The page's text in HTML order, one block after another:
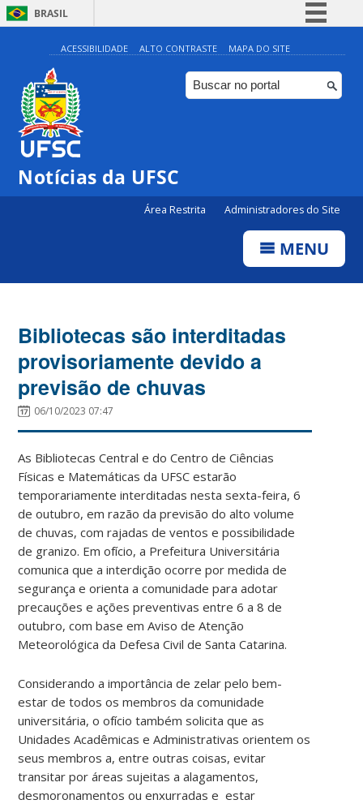
BRASIL
Simplifique!
Comunica BR
Participe
ACESSIBILIDADE ALTO CONTRASTE MAPA DO SITE
Notícias da UFSC
Área Restrita Administradores do Site
MENU
Bibliotecas são interditadas
provisoriamente devido a
previsão de chuvas
06/10/2023 07:47
As Bibliotecas Central e do Centro de Ciências
Físicas e Matemáticas da UFSC estarão
temporariamente interditadas nesta sexta-feira, 6
de outubro, em razão da previsão do alto volume
de chuvas, com rajadas de ventos e possibilidade
de granizo. Em ofício, a Prefeitura Universitária
comunica que a interdição ocorre por medida de
segurança e orienta a comunidade para adotar
precauções e ações preventivas entre 6 a 8 de
outubro, com base em Aviso de Atenção
Meteorológica da Defesa Civil de Santa Catarina.
Considerando a importância de zelar pelo bem-
estar de todos os membros da comunidade
universitária, o ofício também solicita que as
Unidades Acadêmicas e Administrativas orientem os
seus membros a, entre outras coisas, evitar
transitar por áreas sujeitas a alagamentos,
desmoronamentos ou enxurradas e estar